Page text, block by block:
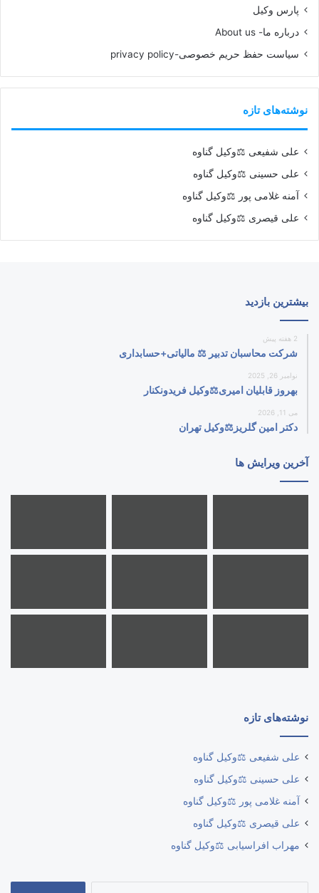
پارس وکیل
درباره ما- About us
سیاست حفظ حریم خصوصی-privacy policy
نوشته‌های تازه
علی شفیعی ⚖️وکیل گناوه
علی حسینی ⚖️وکیل گناوه
آمنه غلامی پور ⚖️وکیل گناوه
علی قیصری ⚖️وکیل گناوه
بیشترین بازدید
2 هفته پیش
شرکت محاسبان تدبیر ⚖️ مالیاتی+حسابداری
نوامبر 26, 2025
بهروز قابلیان امیری⚖️وکیل فریدونکنار
می 11, 2026
دکتر امین گلریز⚖️وکیل تهران
آخرین ویرایش ها
نوشته‌های تازه
علی شفیعی ⚖️وکیل گناوه
علی حسینی ⚖️وکیل گناوه
آمنه غلامی پور ⚖️وکیل گناوه
علی قیصری ⚖️وکیل گناوه
مهراب افراسیابی ⚖️وکیل گناوه